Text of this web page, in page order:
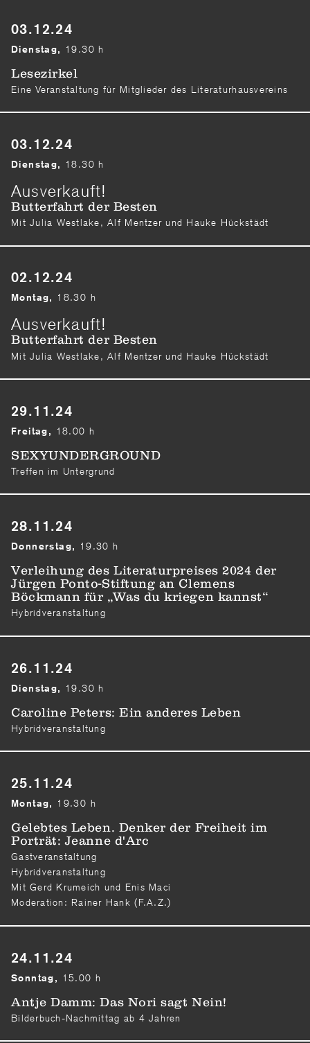
03.12.24
Dienstag, 19.30 h
Lesezirkel
Eine Veranstaltung für Mitglieder des Literaturhausvereins
03.12.24
Dienstag, 18.30 h
Ausverkauft!
Butterfahrt der Besten
Mit Julia Westlake, Alf Mentzer und Hauke Hückstädt
02.12.24
Montag, 18.30 h
Ausverkauft!
Butterfahrt der Besten
Mit Julia Westlake, Alf Mentzer und Hauke Hückstädt
29.11.24
Freitag, 18.00 h
SEXYUNDERGROUND
Treffen im Untergrund
28.11.24
Donnerstag, 19.30 h
Verleihung des Literaturpreises 2024 der
Jürgen Ponto-Stiftung an Clemens
Böckmann für „Was du kriegen kannst“
Hybridveranstaltung
26.11.24
Dienstag, 19.30 h
Caroline Peters: Ein anderes Leben
Hybridveranstaltung
25.11.24
Montag, 19.30 h
Gelebtes Leben. Denker der Freiheit im
Porträt: Jeanne d'Arc
Gastveranstaltung
Hybridveranstaltung
Mit Gerd Krumeich und Enis Maci
Moderation: Rainer Hank (F.A.Z.)
24.11.24
Sonntag, 15.00 h
Antje Damm: Das Nori sagt Nein!
Bilderbuch-Nachmittag ab 4 Jahren